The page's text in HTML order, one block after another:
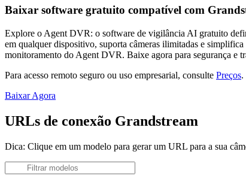
Baixar software gratuito compatível com
Explore o Agent DVR: o software de vigilância AI gratuito
em qualquer dispositivo, suporta câmeras ilimitadas e
monitoramento do Agent DVR. Baixe agora para segurança e
Para acesso remoto seguro ou uso empresarial, consulte Preços.
Baixar Agora
URLs de conexão Grandstream
Dica: Clique em um modelo para gerar um URL para a sua